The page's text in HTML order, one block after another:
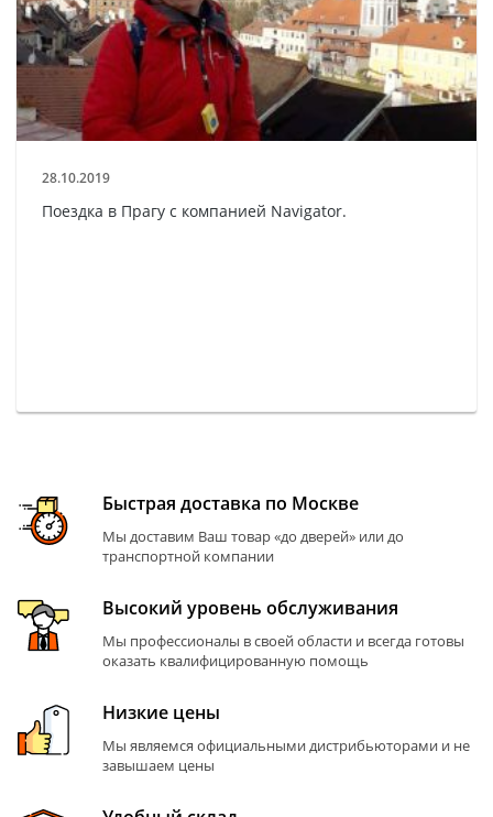
28.10.2019
Поездка в Прагу с компанией Navigator.
Быстрая доставка по Москве
Мы доставим Ваш товар «до дверей» или до
транспортной компании
Высокий уровень обслуживания
Мы профессионалы в своей области и всегда готовы
оказать квалифицированную помощь
Низкие цены
Мы являемся официальными дистрибьюторами и не
завышаем цены